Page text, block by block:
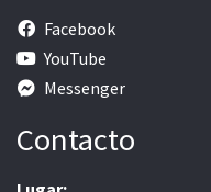
Facebook
YouTube
Messenger
Contacto